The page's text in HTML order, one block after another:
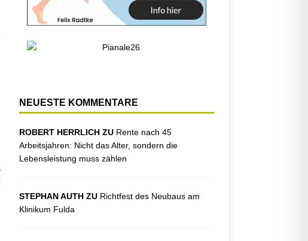
NEUESTE KOMMENTARE
ROBERT HERRLICH ZU Rente nach 45
Arbeitsjahren: Nicht das Alter, sondern die
Lebensleistung muss zählen
STEPHAN AUTH ZU Richtfest des Neubaus am
Klinikum Fulda